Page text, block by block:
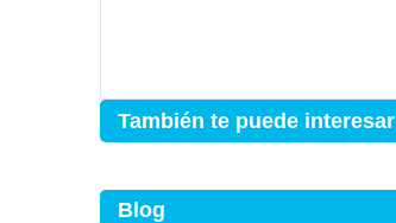
También te puede interesar
Blog